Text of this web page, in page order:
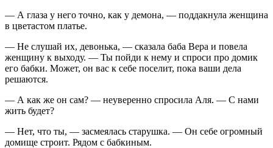
— А глаза у него точно, как у демона, — поддакнула женщина
в цветастом платье.
— Не слушай их, девонька, — сказала баба Вера и повела
женщину к выходу. — Ты пойди к нему и спроси про домик
его бабки. Может, он вас к себе поселит, пока ваши дела
решаются.
— А как же он сам? — неуверенно спросила Аля. — С нами
жить будет?
— Нет, что ты, — засмеялась старушка. — Он себе огромный
домище строит. Рядом с бабкиным.